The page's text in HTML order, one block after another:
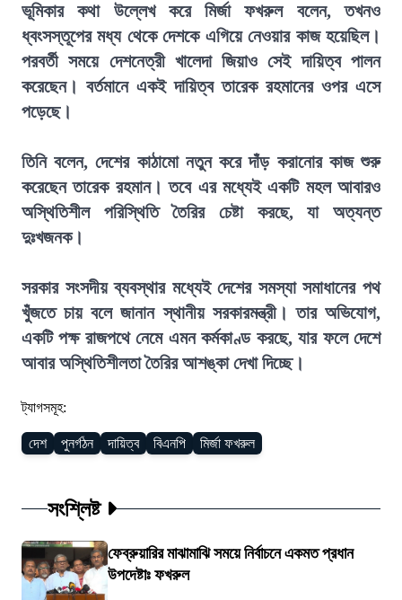
ভূমিকার কথা উল্লেখ করে মির্জা ফখরুল বলেন, তখনও
ধ্বংসস্তূপের মধ্য থেকে দেশকে এগিয়ে নেওয়ার কাজ হয়েছিল।
পরবর্তী সময়ে দেশনেত্রী খালেদা জিয়াও সেই দায়িত্ব পালন
করেছেন। বর্তমানে একই দায়িত্ব তারেক রহমানের ওপর এসে
পড়েছে।
তিনি বলেন, দেশের কাঠামো নতুন করে দাঁড় করানোর কাজ শুরু
করেছেন তারেক রহমান। তবে এর মধ্যেই একটি মহল আবারও
অস্থিতিশীল পরিস্থিতি তৈরির চেষ্টা করছে, যা অত্যন্ত
দুঃখজনক।
সরকার সংসদীয় ব্যবস্থার মধ্যেই দেশের সমস্যা সমাধানের পথ
খুঁজতে চায় বলে জানান স্থানীয় সরকারমন্ত্রী। তার অভিযোগ,
একটি পক্ষ রাজপথে নেমে এমন কর্মকাণ্ড করছে, যার ফলে দেশে
আবার অস্থিতিশীলতা তৈরির আশঙ্কা দেখা দিচ্ছে।
ট্যাগসমূহ:
দেশ পুনর্গঠন দায়িত্ব বিএনপি মির্জা ফখরুল
সংশ্লিষ্ট
ফেব্রুয়ারির মাঝামাঝি সময়ে নির্বাচনে একমত প্রধান
উপদেষ্টাঃ ফখরুল